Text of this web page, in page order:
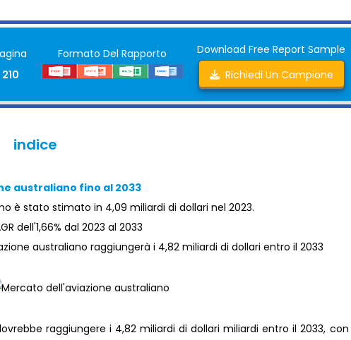
210
Formato Del Rapporto
Download Free Report Sample
Richiedi Un Campione
indice
australiano fino al 2033
è stato stimato in 4,09 miliardi di dollari nel 2023.
dell'1,66% dal 2023 al 2033
australiano raggiungerà i 4,82 miliardi di dollari entro il 2033
raggiungere i 4,82 miliardi di dollari miliardi entro il 2033, con